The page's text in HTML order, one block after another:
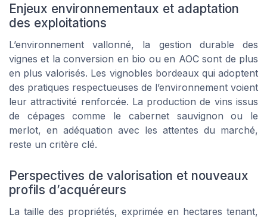
Enjeux environnementaux et adaptation
des exploitations
L’environnement vallonné, la gestion durable des
vignes et la conversion en bio ou en AOC sont de plus
en plus valorisés. Les vignobles bordeaux qui adoptent
des pratiques respectueuses de l’environnement voient
leur attractivité renforcée. La production de vins issus
de cépages comme le cabernet sauvignon ou le
merlot, en adéquation avec les attentes du marché,
reste un critère clé.
Perspectives de valorisation et nouveaux
profils d’acquéreurs
La taille des propriétés, exprimée en hectares tenant,